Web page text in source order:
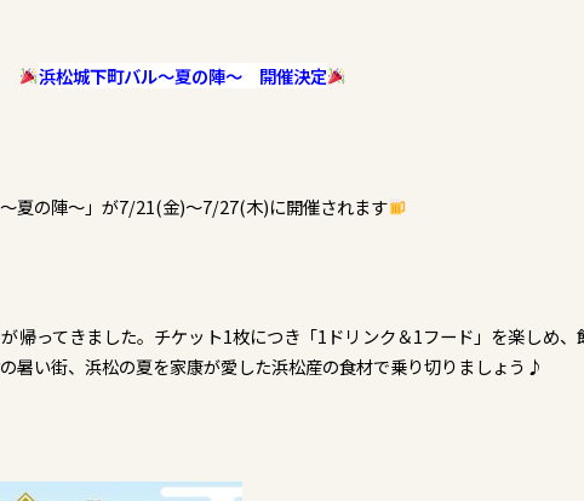
浜松城下町バル～夏の陣～ 開催決定
～夏の陣～」が7/21(金)～7/27(木)に開催されます
帰ってきました。チケット1枚につき「1ドリンク＆1フード」を楽しめ、
暑い街、浜松の夏を家康が愛した浜松産の食材で乗り切りましょう♪